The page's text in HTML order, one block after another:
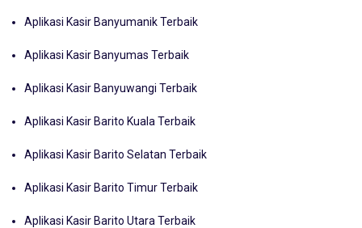
Aplikasi Kasir Banyumanik Terbaik
Aplikasi Kasir Banyumas Terbaik
Aplikasi Kasir Banyuwangi Terbaik
Aplikasi Kasir Barito Kuala Terbaik
Aplikasi Kasir Barito Selatan Terbaik
Aplikasi Kasir Barito Timur Terbaik
Aplikasi Kasir Barito Utara Terbaik